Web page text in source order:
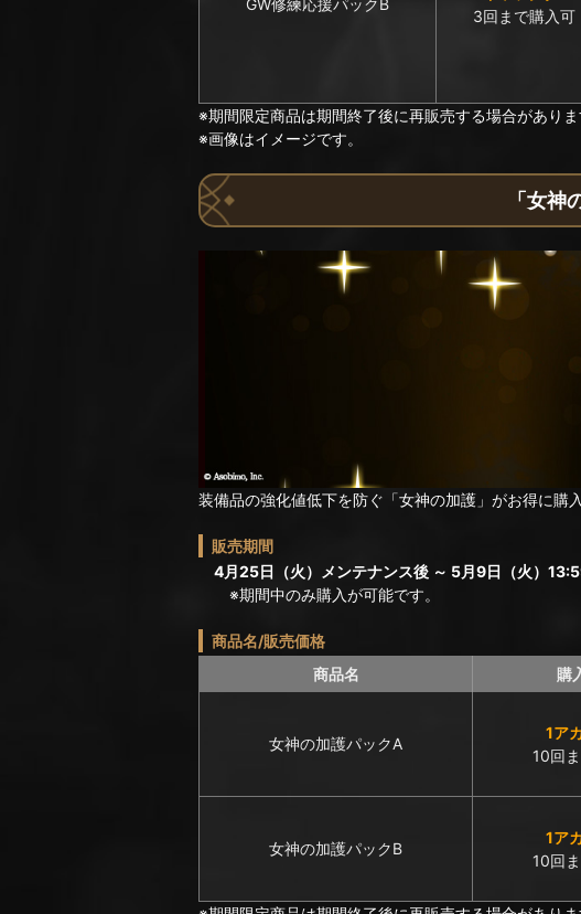
3回まで購入可
※期間限定商品は期間終了後に再販売する場合がありま
※画像はイメージです。
「女
装備品の強化値低下を防ぐ「女神の加護」がお得に購
販売期間
4月25日（火）メンテナンス後 ～ 5月9日（火）
※期間中のみ購入が可能です。
商品名/販売価格
商品名
購
女神の加護パックA
1ア
10回
女神の加護パックB
1ア
10回